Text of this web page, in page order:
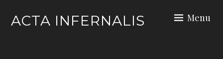
ACTA INFERNALIS Menu